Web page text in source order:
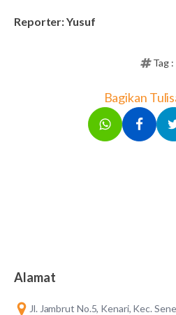
Reporter: Yusuf
Tag :
Bagikan
Alamat
Jl. Jambrut No.5, Kenari, Kec.